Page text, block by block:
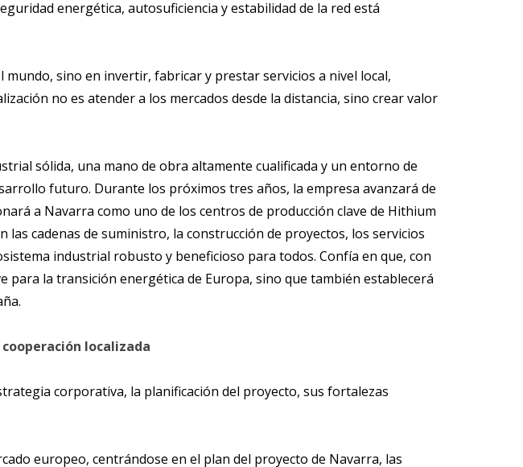
energética, autosuficiencia y estabilidad de la red está
sino en invertir, fabricar y prestar servicios a nivel local,
no es atender a los mercados desde la distancia, sino crear valor
sólida, una mano de obra altamente cualificada y un entorno de
futuro. Durante los próximos tres años, la empresa avanzará de
a Navarra como uno de los centros de producción clave de Hithium
cadenas de suministro, la construcción de proyectos, los servicios
industrial robusto y beneficioso para todos. Confía en que, con
la transición energética de Europa, sino que también establecerá
localizada
corporativa, la planificación del proyecto, sus fortalezas
europeo, centrándose en el plan del proyecto de Navarra, las